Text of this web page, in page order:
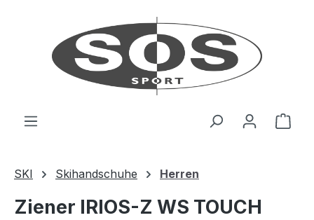
SKI Skihandschuhe Herren
Ziener IRIOS-Z WS TOUCH